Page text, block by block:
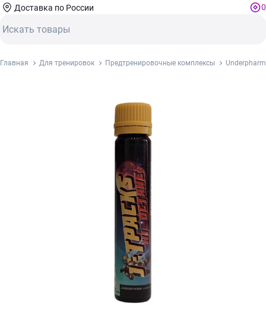
Доставка по России 0
Главная Для тренировок Предтренировочные комплексы